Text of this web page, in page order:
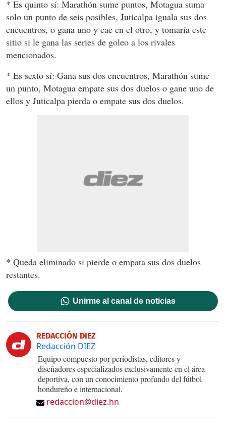
* Es quinto sí: Marathón sume puntos, Motagua suma
solo un punto de seis posibles, Juticalpa iguala sus dos
encuentros, o gana uno y cae en el otro, y tomaría este
sitio si le gana las series de goleo a los rivales
mencionados.
* Es sexto sí: Gana sus dos encuentros, Marathón sume
un punto, Motagua empate sus dos duelos o gane uno de
ellos y Juticalpa pierda o empate sus dos duelos.
* Queda eliminado si pierde o empata sus dos duelos
restantes.
Unirme al canal de noticias
REDACCIÓN DIEZ
Redacción DIEZ
Equipo compuesto por periodistas, editores y
diseñadores especializados exclusivamente en el área
deportiva, con un conocimiento profundo del fútbol
hondureño e internacional.
redaccion@diez.hn